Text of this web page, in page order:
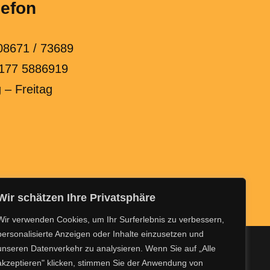
schätzen Ihre Privatsphäre
verwenden Cookies, um Ihr Surferlebnis zu verbessern,
Anzeigen oder Inhalte einzusetzen und
Datenverkehr zu analysieren. Wenn Sie auf „Alle
klicken, stimmen Sie der Anwendung von
/ 73689
5886919
– Freitag
Kontakt
Über uns